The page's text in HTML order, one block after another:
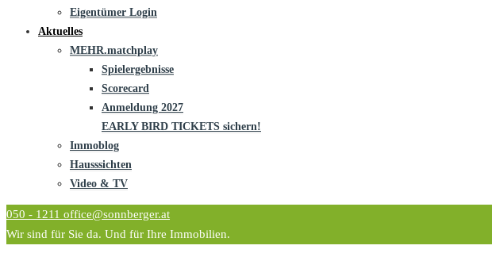
Eigentümer Login
Aktuelles
MEHR.matchplay
Spielergebnisse
Scorecard
Anmeldung 2027
EARLY BIRD TICKETS sichern!
Immoblog
Hausssichten
Video & TV
050 - 1211 office@sonnberger.at
Wir sind für Sie da. Und für Ihre Immobilien.